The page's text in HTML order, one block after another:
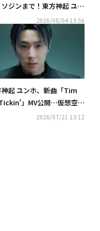
ジンまで！東方神起 ユン
初ソロコンサートに豪華芸
が集結
2026/08/04 13:56
起 ユンホ、新曲「Tim
」MV公開…仮想空間
ームキャラクターに変身
2026/07/21 13:12